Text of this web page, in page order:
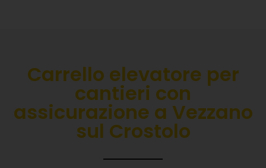
Carrello elevatore per
cantieri con
assicurazione a Vezzano
sul Crostolo